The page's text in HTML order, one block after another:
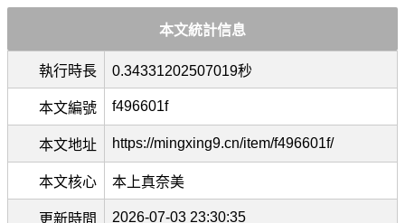
本文統計信息
執行時長 0.34331202507019秒
本文編號 f496601f
本文地址 https://mingxing9.cn/item/f496601f/
本文核心 本上真奈美
更新時間 2026-07-03 23:30:35